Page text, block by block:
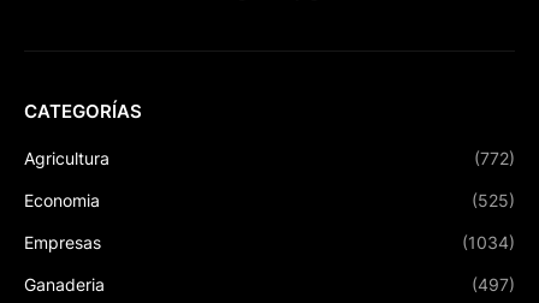
CATEGORÍAS
Agricultura (772)
Economia (525)
Empresas (1034)
Ganaderia (497)